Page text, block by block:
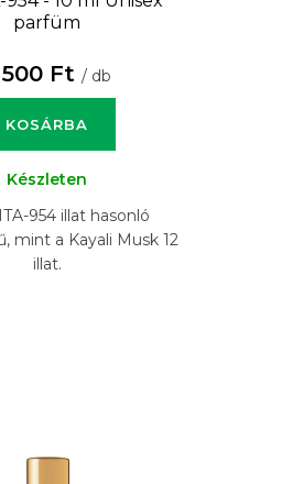
parfüm
500 Ft/ db
KOSÁRBA
Készleten
954 illat hasonló
mint a Kayali Musk 12
illat.